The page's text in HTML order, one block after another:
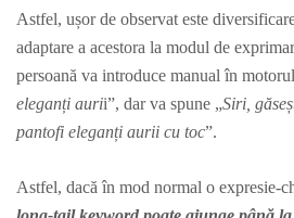
Astfel, ușor de observat este
adaptare a acestora la modul de
persoană va introduce manual în
eleganți aurii”, dar va spune „Siri,
pantofi eleganți aurii cu toc”.
Astfel, dacă în mod normal o expresie-